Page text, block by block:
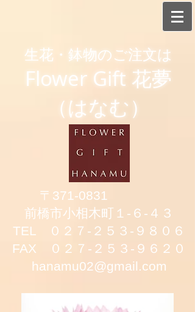
生花・鉢物のご注文は
Flower Gift 花夢
（はなむ）
〒371-0831
前橋市小相木町１-６-４３
TEL ０２７-２５３-９８０６
FAX ０２７-２５３-９６２０
hanamu02@gmail.com